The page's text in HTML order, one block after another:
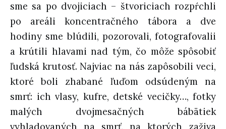
sme sa po dvojiciach – štvoriciach rozpŕchli
po areáli koncentračného tábora a dve
hodiny sme blúdili, pozorovali, fotografovalii
a krútili hlavami nad tým, čo môže spôsobiť
ľudská krutosť. Najviac na nás zapôsobili veci,
ktoré boli zhabané ľuďom odsúdeným na
smrť: ich vlasy, kufre, detské vecičky…, fotky
malých dvojmesačných bábätiek